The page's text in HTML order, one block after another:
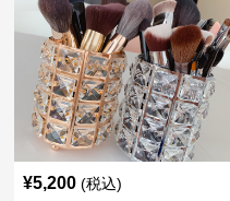
¥5,200 (税込)